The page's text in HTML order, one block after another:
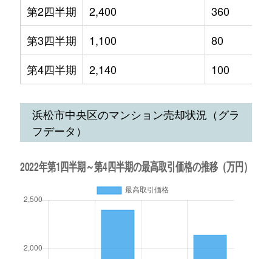
第2四半期 2,400
360
第3四半期
1,100
80
第4四半期
2,140 100
浜松市中央区のマンション売却状況（グラ
フデータ）